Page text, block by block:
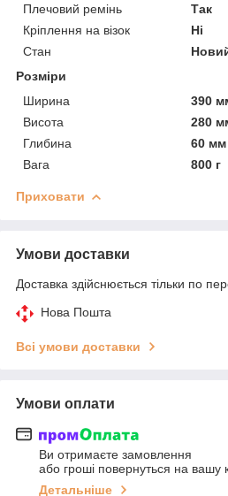
Плечовий ремінь
Так
Кріплення на візок
Ні
Стан
Розміри
Ширина
390
Висота
280
Глибина
60 мм
Вага
800 г
Приховати
Умови доставки
Доставка здійснюється тільки по
Нова Пошта
Всі умови доставки
Умови оплати
Ви отримаєте замовлення
або гроші повернуться на вашу
Детальніше